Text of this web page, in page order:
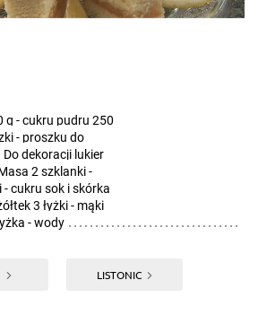
g - cukru pudru 250
- proszku do
Do dekoracji lukier
2 szklanki -
cukru sok i skórka
3 łyżki - mąki
- wody
LISTONIC